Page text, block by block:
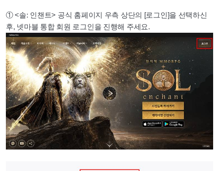
① <솔: 인챈트> 공식 홈페이지 우측 상단의 [로그인]을 선택하신
후, 넷마블 통합 회원 로그인을 진행해 주세요.